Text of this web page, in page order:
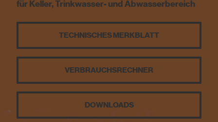
für Keller, Trinkwasser- und Abwasserbereich
TECHNISCHES MERKBLATT
VERBRAUCHS­RECHNER
DOWNLOADS